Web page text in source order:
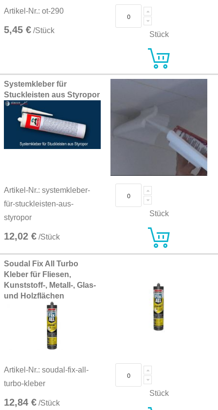
Artikel-Nr.: ot-290
5,45 € /Stück Stück
Systemkleber für
Stuckleisten aus Styropor
Artikel-Nr.: systemkleber-
für-stuckleisten-aus-
styropor
12,02 € /Stück
Stück
Soudal Fix All Turbo
Kleber für Fliesen,
Kunststoff-, Metall-, Glas-
und Holzflächen
Artikel-Nr.: soudal-fix-all-
turbo-kleber
12,84 € /Stück
Stück